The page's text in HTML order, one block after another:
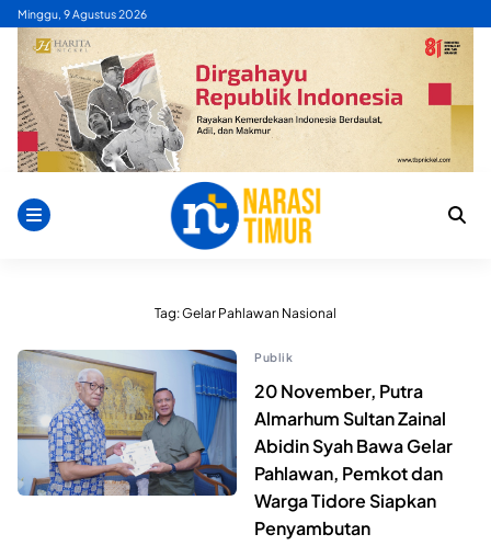
Skip
content
Minggu, 9 Agustus 2026
Tag:Gelar Pahlawan Nasional
Publik
20 November, Putra
Almarhum Sultan Zainal
Abidin Syah Bawa Gelar
Pahlawan, Pemkot dan
Warga Tidore Siapkan
Penyambutan